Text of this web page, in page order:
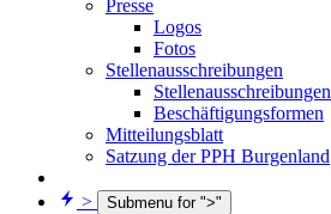
Presse
Logos
Fotos
Stellenausschreibungen
Stellenausschreibungen
Beschäftigungsformen
Mitteilungsblatt
Satzung der PPH Burgenland
> Submenu for ">"